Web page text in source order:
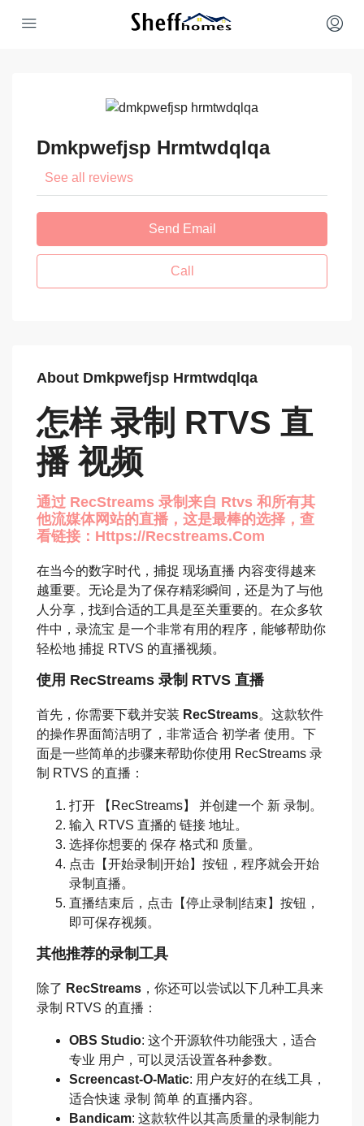
Dmkpwefjsp Hrmtwdqlqa
See all reviews
Send Email
Call
About Dmkpwefjsp Hrmtwdqlqa
怎样 录制 RTVS 直
播 视频
通过 RecStreams 录制来自 Rtvs 和所有其
他流媒体网站的直播，这是最棒的选择，查
看链接：https://recstreams.com
在当今的数字时代，捕捉 现场直播 内容变得越来
越重要。无论是为了保存精彩瞬间，还是为了与他
人分享，找到合适的工具是至关重要的。在众多软
件中，录流宝 是一个非常有用的程序，能够帮助你
轻松地 捕捉 RTVS 的直播视频。
使用 RecStreams 录制 RTVS 直播
首先，你需要下载并安装 RecStreams。这款软件
的操作界面简洁明了，非常适合 初学者 使用。下
面是一些简单的步骤来帮助你使用 RecStreams 录
制 RTVS 的直播：
打开 【RecStreams】 并创建一个 新 录制。
输入 RTVS 直播的 链接 地址。
选择你想要的 保存 格式和 质量。
点击【开始录制|开始】按钮，程序就会开始
录制直播。
直播结束后，点击【停止录制|结束】按钮，
即可保存视频。
其他推荐的录制工具
除了 RecStreams ，你还可以尝试以下几种工具来
录制 RTVS 的直播：
OBS Studio: 这个开源软件功能强大，适合
专业 用户，可以灵活设置各种参数。
Screencast-O-Matic: 用户友好的在线工具，
适合快速 录制 简单 的直播内容。
Bandicam: 这款软件以其高质量的录制能力